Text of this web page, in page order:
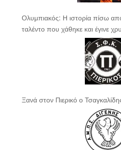
Ολυμπιακός: Η ιστορία πίσω
ταλέντο που χάθηκε και έγινε
Ξανά στον Πιερικό ο